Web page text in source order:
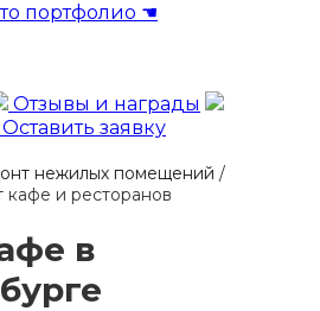
портфолио ☚
Отзывы и награды
Оставить заявку
нежилых помещений /
кафе и ресторанов
в